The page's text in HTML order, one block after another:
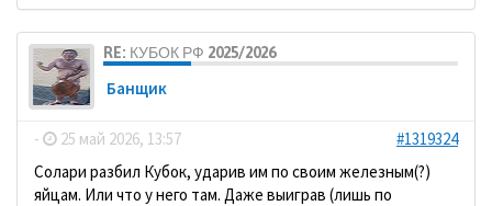
RE: КУБОК РФ 2025/2026
Банщик
- 25 май 2026, 13:57
#1319324
Солари разбил Кубок, ударив им по своим железным(?)
яйцам. Или что у него там. Даже выиграв (лишь по